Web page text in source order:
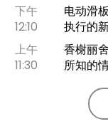
下午
12:10
电动滑
执行的
上午
11:30
香榭丽
所知的